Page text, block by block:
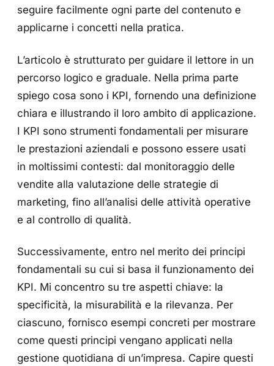
seguire facilmente ogni parte del contenuto e
applicarne i concetti nella pratica.
L’articolo è strutturato per guidare il lettore in un
percorso logico e graduale. Nella prima parte
spiego cosa sono i KPI, fornendo una definizione
chiara e illustrando il loro ambito di applicazione.
I KPI sono strumenti fondamentali per misurare
le prestazioni aziendali e possono essere usati
in moltissimi contesti: dal monitoraggio delle
vendite alla valutazione delle strategie di
marketing, fino all’analisi delle attività operative
e al controllo di qualità.
Successivamente, entro nel merito dei principi
fondamentali su cui si basa il funzionamento dei
KPI. Mi concentro su tre aspetti chiave: la
specificità, la misurabilità e la rilevanza. Per
ciascuno, fornisco esempi concreti per mostrare
come questi principi vengano applicati nella
gestione quotidiana di un’impresa. Capire questi